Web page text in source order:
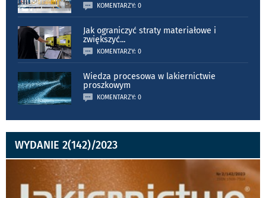
KOMENTARZY: 0
Jak ograniczyć straty materiałowe i
zwiększyć...
KOMENTARZY: 0
Wiedza procesowa w lakiernictwie
proszkowym
KOMENTARZY: 0
WYDANIE 2(142)/2023